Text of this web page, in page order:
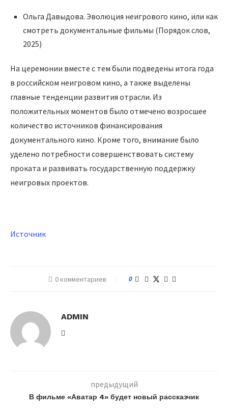
Ольга Давыдова. Эволюция неигрового кино, или как
смотреть документальные фильмы (Порядок слов,
2025)
На церемонии вместе с тем были подведены итога года
в российском неигровом кино, а также выделены
главные тенденции развития отрасли. Из
положительных моментов было отмечено возросшее
количество источников финансирования
документального кино. Кроме того, внимание было
уделено потребности совершенствовать систему
проката и развивать государственную поддержку
неигровых проектов.
Источник
0 комментариев 0
ADMIN
предыдущий
В фильме «Аватар 4» будет новый рассказчик